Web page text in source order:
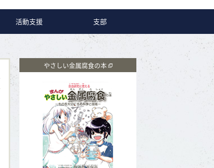
活動支援 支部
やさしい金属腐食の本